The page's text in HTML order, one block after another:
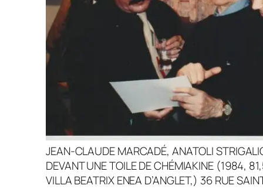
JEAN-CLAUDE MARCADÉ, ANATOLI
DEVANT UNE TOILE DE CHÉMIAKINE (1984,
VILLA BEATRIX ENEA D’ANGLET,) 36 RUE